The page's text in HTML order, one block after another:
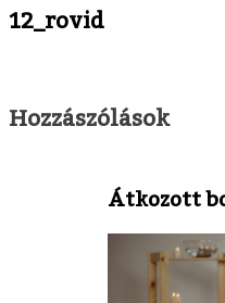
12_rovid
Hozzászólások
Átkozott